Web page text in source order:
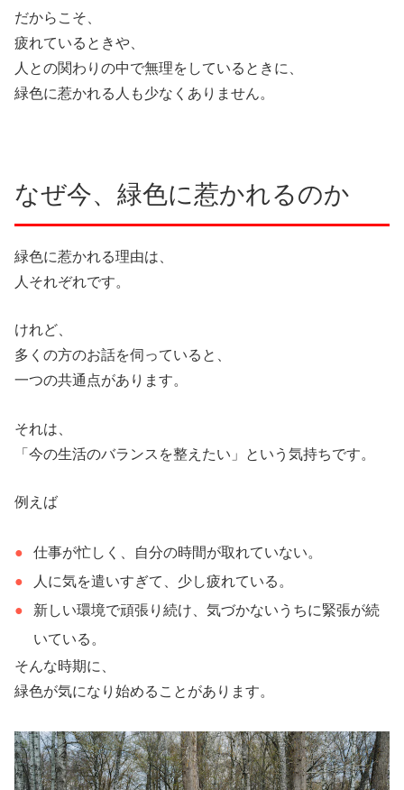
だからこそ、
疲れているときや、
人との関わりの中で無理をしているときに、
緑色に惹かれる人も少なくありません。
なぜ今、緑色に惹かれるのか
緑色に惹かれる理由は、
人それぞれです。
けれど、
多くの方のお話を伺っていると、
一つの共通点があります。
それは、
「今の生活のバランスを整えたい」という気持ちです。
例えば
仕事が忙しく、自分の時間が取れていない。
人に気を遣いすぎて、少し疲れている。
新しい環境で頑張り続け、気づかないうちに緊張が続
いている。
そんな時期に、
緑色が気になり始めることがあります。